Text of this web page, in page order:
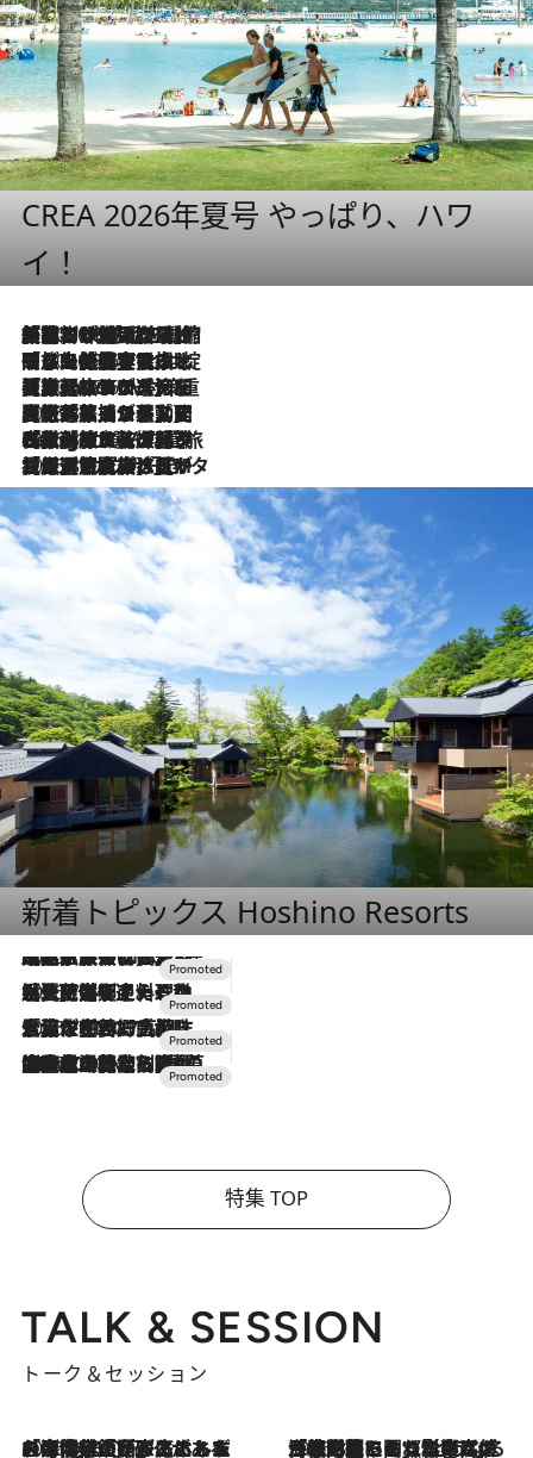
CREA 2026年夏号 やっぱり、ハワ
イ！
2026.8.6
「荷物が増えるほど旅ストレスは増す」美容ジャーナリストがたどり着いた最終結論。“化粧品を劇的に減らす”感動の凝縮美容とは
2026.8.6
「旅先には金髪ウィッグを持参」日本と同じメイクでは損してる!? 美容ジャーナリストが提案する“掟破りの旅美容”とは
2026.8.6
【厳選旅コスメ】「身軽さ＆UV対策重視！」ヘアアーティストshucoが選んだ夏旅ベストコスメを発表【Mサイズジップ】
2026.8.5
【厳選旅コスメ】国内をあちこち移動する河井菜摘が選んだ夏旅ベストコスメ発表！「リラックスアイテムはマスト」【Mサイズジップ】
2026.8.4
【厳選旅コスメ】「紫外線＆乾燥対策しながらメイク感も！」ヘア＆メイクGeorgeが選んだ夏旅ベストコスメを発表！【Mサイズジップ】
2026.8.3
【厳選旅コスメ】「保湿もタイパ重視！」“サウナ好き”タレント清水みさとが愛用する夏旅ベストコスメを発表！【Mサイズジップ】
新着トピックス Hoshino Resorts
2026.7.31
【ホテル帰省】という選択肢をOMOが提案。家族とほどよい距離を保つには「昼は実家、夜は気兼ねなくホテルで！」
2026.7.24
【夏限定ディナーコース】旬を迎える稚鮎や花ズッキーニなどをイタリア・トスカーナの郷土料理の手法で満喫！
2026.7.17
「土佐和ハーブかき氷」がOMO7高知に登場！生姜、山椒、大葉など目にも舌にも涼を呼ぶ郷土の味
2026.7.10
NEW OPEN！【界 草津】名湯の地に誕生。趣の異なる2種の温泉と上州ならではの会席・蕎麦割烹など美食を味わう究極の癒やし旅
特集 TOP
TALK & SESSION
トーク＆セッション
2026.8.3
「今後値上げがあるとすれば…」「リスクがあるのは今年の冬」エネルギー専門家が語る、ホルムズ海峡封鎖が家庭にもたらす“ある心配” 2026.8.3
「住宅建てられない…」「サーチャージ料の高値が続いている」ホルムズ海峡封鎖による影響はいつまで続く？《エネルギー専門家に聞く“どうなる日本の暮らし”》